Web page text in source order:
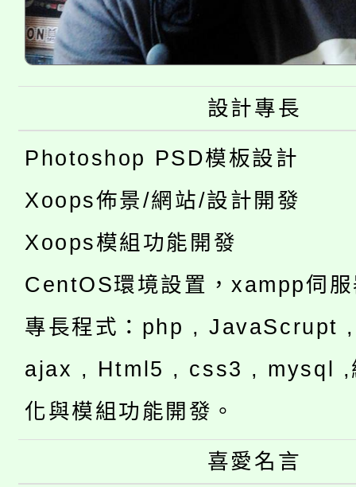
設計專長
Photoshop PSD模板設計
Xoops佈景/網站/設計開發
Xoops模組功能開發
CentOS環境設置，xampp伺
專長程式：php , JavaScrupt
ajax , Html5 , css3 , mysql ,
化與模組功能開發。
喜愛名言